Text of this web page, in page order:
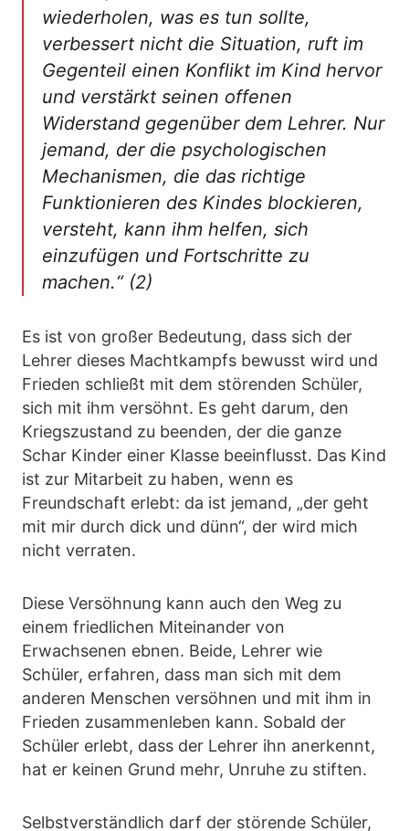
wiederholen, was es tun sollte,
verbessert nicht die Situation, ruft im
Gegenteil einen Konflikt im Kind hervor
und verstärkt seinen offenen
Widerstand gegenüber dem Lehrer. Nur
jemand, der die psychologischen
Mechanismen, die das richtige
Funktionieren des Kindes blockieren,
versteht, kann ihm helfen, sich
einzufügen und Fortschritte zu
machen.“ (2)
Es ist von großer Bedeutung, dass sich der
Lehrer dieses Machtkampfs bewusst wird und
Frieden schließt mit dem störenden Schüler,
sich mit ihm versöhnt. Es geht darum, den
Kriegszustand zu beenden, der die ganze
Schar Kinder einer Klasse beeinflusst. Das Kind
ist zur Mitarbeit zu haben, wenn es
Freundschaft erlebt: da ist jemand, „der geht
mit mir durch dick und dünn“, der wird mich
nicht verraten.
Diese Versöhnung kann auch den Weg zu
einem friedlichen Miteinander von
Erwachsenen ebnen. Beide, Lehrer wie
Schüler, erfahren, dass man sich mit dem
anderen Menschen versöhnen und mit ihm in
Frieden zusammenleben kann. Sobald der
Schüler erlebt, dass der Lehrer ihn anerkennt,
hat er keinen Grund mehr, Unruhe zu stiften.
Selbstverständlich darf der störende Schüler,